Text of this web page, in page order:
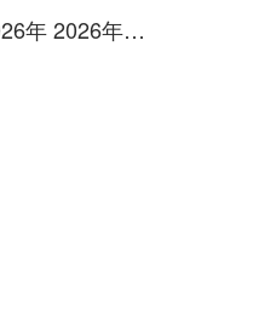
四月适合装修开工的日子2026年 2026年四月份适合装修开工的黄道吉日